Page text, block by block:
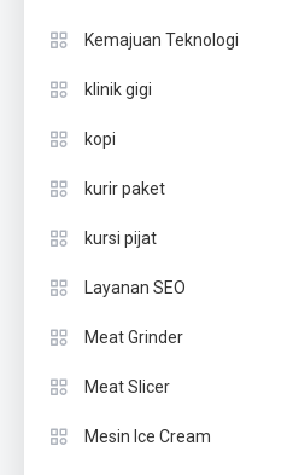
Kemajuan Teknologi
klinik gigi
kopi
kurir paket
kursi pijat
Layanan SEO
Meat Grinder
Meat Slicer
Mesin Ice Cream